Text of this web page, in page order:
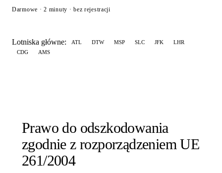
Darmowe · 2 minuty · bez rejestracji
Lotniska główne: ATL DTW MSP SLC JFK
LHR
CDG
AMS
Prawo do odszkodowania
zgodnie z rozporządzeniem UE
261/2004